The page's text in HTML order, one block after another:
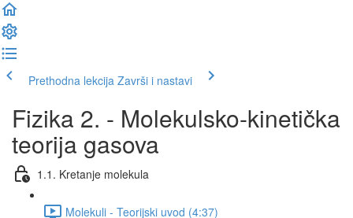
Prethodna lekcija Završi i nastavi
Fizika 2. - Molekulsko-kinetička
teorija gasova
1.1. Kretanje molekula
Molekuli - Teorijski uvod (4:37)